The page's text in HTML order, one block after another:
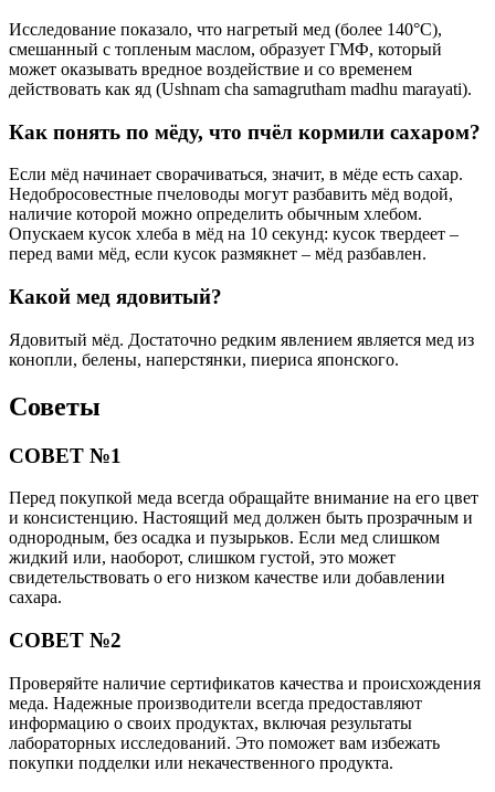
Исследование показало, что нагретый мед (более 140°C),
смешанный с топленым маслом, образует ГМФ, который
может оказывать вредное воздействие и со временем
действовать как яд (Ushnam cha samagrutham madhu marayati).
Как понять по мёду, что пчёл кормили сахаром?
Если мёд начинает сворачиваться, значит, в мёде есть сахар.
Недобросовестные пчеловоды могут разбавить мёд водой,
наличие которой можно определить обычным хлебом.
Опускаем кусок хлеба в мёд на 10 секунд: кусок твердеет –
перед вами мёд, если кусок размякнет – мёд разбавлен.
Какой мед ядовитый?
Ядовитый мёд. Достаточно редким явлением является мед из
конопли, белены, наперстянки, пиериса японского.
Советы
СОВЕТ №1
Перед покупкой меда всегда обращайте внимание на его цвет
и консистенцию. Настоящий мед должен быть прозрачным и
однородным, без осадка и пузырьков. Если мед слишком
жидкий или, наоборот, слишком густой, это может
свидетельствовать о его низком качестве или добавлении
сахара.
СОВЕТ №2
Проверяйте наличие сертификатов качества и происхождения
меда. Надежные производители всегда предоставляют
информацию о своих продуктах, включая результаты
лабораторных исследований. Это поможет вам избежать
покупки подделки или некачественного продукта.